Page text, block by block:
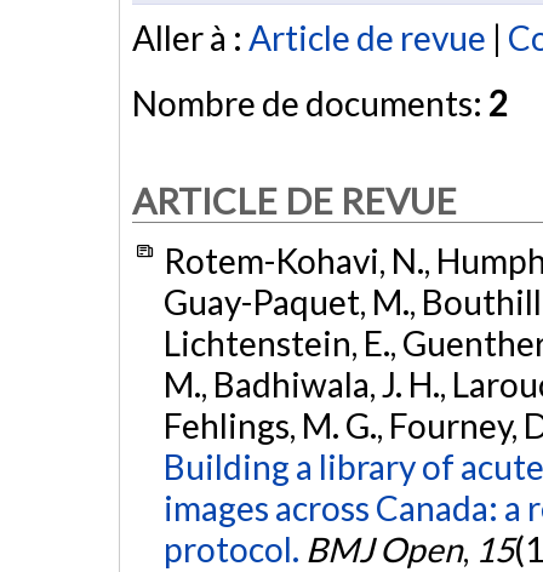
Aller à : Article de revue |
Nombre de documents: 2
ARTICLE DE REVUE
Rotem-Kohavi, N.,
Guay-Paquet, M.,
Lichtenstein, E.,
M., Badhiwala, J. H.,
Fehlings, M. G., Fourney,
Building a library of
images across Canada:
protocol. BMJ Open, 15